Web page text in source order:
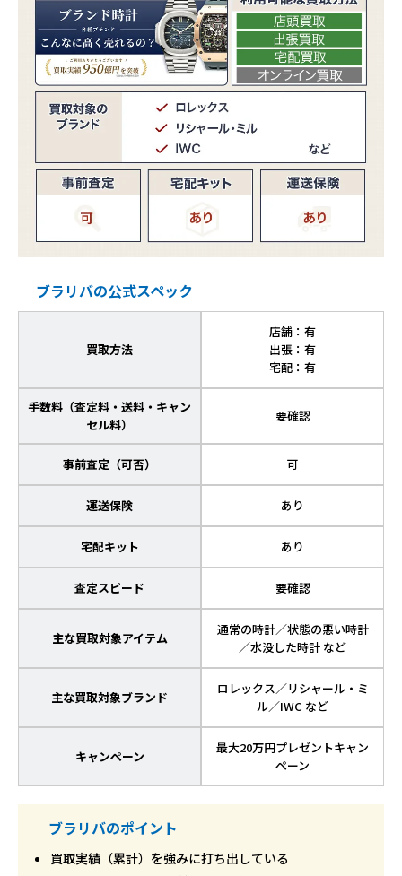
ブラリバの公式スペック
買取方法
店舗：有
出張：有
宅配：有
手数料（査定料・送料・キャン
セル料）
要確認
事前査定（可否） 可
運送保険 あり
宅配キット あり
査定スピード 要確認
主な買取対象アイテム
通常の時計／状態の悪い時計
／水没した時計 など
主な買取対象ブランド
ロレックス／リシャール・ミ
ル／IWC など
キャンペーン
最大20万円プレゼントキャン
ペーン
ブラリバのポイント
買取実績（累計）を強みに打ち出している